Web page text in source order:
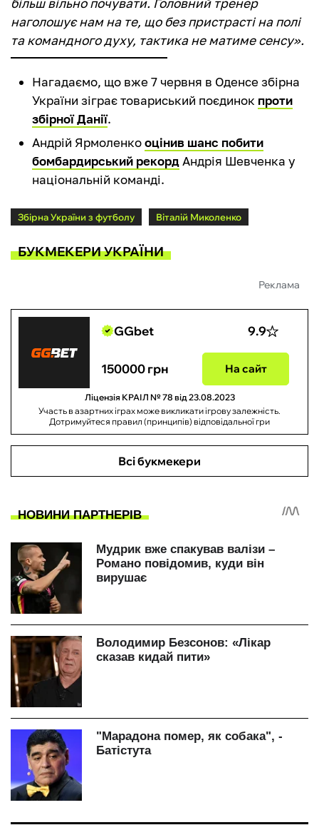
більш вільно почувати. Головний тренер
наголошує нам на те, що без пристрасті на полі
та командного духу, тактика не матиме сенсу».
Нагадаємо, що вже 7 червня в Оденсе збірна
України зіграє товариський поєдинок проти
збірної Данії.
Андрій Ярмоленкооцінив шанс побити
бомбардирський рекордАндрія Шевченка у
національній команді.
Збірна України з футболу Віталій Миколенко
БУКМЕКЕРИ УКРАЇНИ
Реклама
GGbet 9.9
150000 грн На сайт
Ліцензія КРАІЛ № 78 від 23.08.2023
Участь в азартних іграх може викликати ігрову залежність.
Дотримуйтеся правил (принципів) відповідальної гри
Всі букмекери